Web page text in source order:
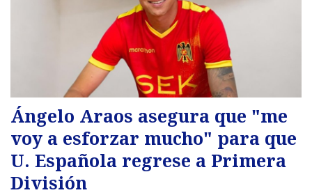
Ángelo Araos asegura que "me
voy a esforzar mucho" para que
U. Española regrese a Primera
División